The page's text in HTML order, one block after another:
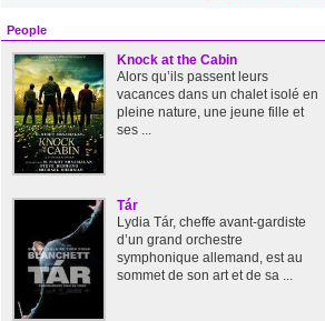
People
Knock at the Cabin
Alors qu’ils passent leurs
vacances dans un chalet isolé en
pleine nature, une jeune fille et
ses ...
Tár
Lydia Tár, cheffe avant-gardiste
d’un grand orchestre
symphonique allemand, est au
sommet de son art et de sa ...